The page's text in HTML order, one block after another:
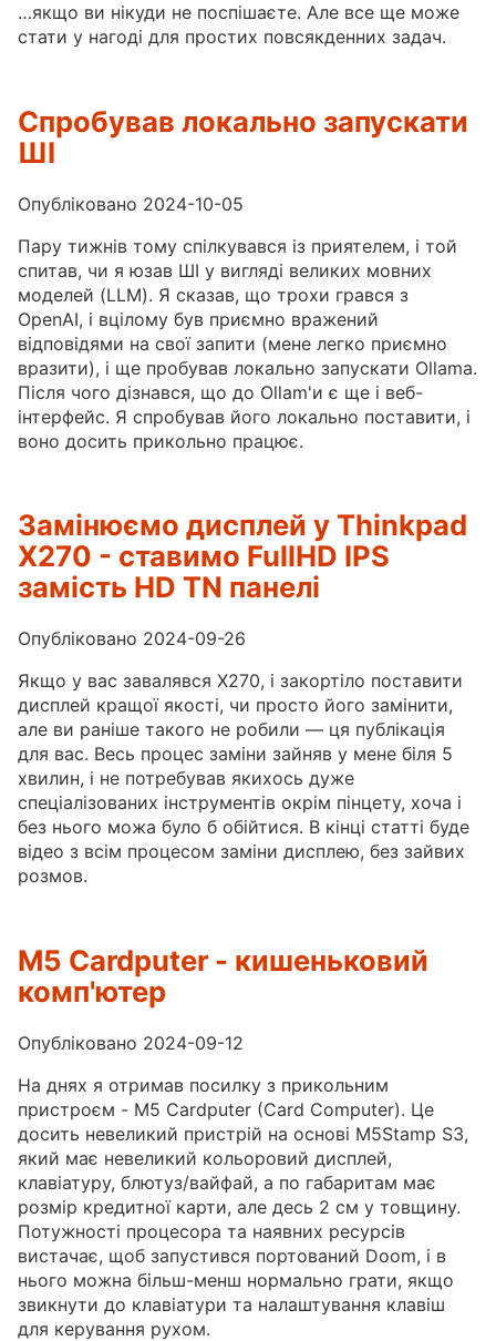
…якщо ви нікуди не поспішаєте. Але все ще може
стати у нагоді для простих повсякденних задач.
Спробував локально запускати
ШІ
Опубліковано 2024-10-05
Пару тижнів тому спілкувався із приятелем, і той
спитав, чи я юзав ШІ у вигляді великих мовних
моделей (LLM). Я сказав, що трохи грався з
OpenAI, і вцілому був приємно вражений
відповідями на свої запити (мене легко приємно
вразити), і ще пробував локально запускати Ollama.
Після чого дізнався, що до Ollam'и є ще і веб-
інтерфейс. Я спробував його локально поставити, і
воно досить прикольно працює.
Замінюємо дисплей у Thinkpad
X270 - ставимо FullHD IPS
замість HD TN панелі
Опубліковано 2024-09-26
Якщо у вас завалявся X270, і закортіло поставити
дисплей кращої якості, чи просто його замінити,
але ви раніше такого не робили — ця публікація
для вас. Весь процес заміни зайняв у мене біля 5
хвилин, і не потребував якихось дуже
спеціалізованих інструментів окрім пінцету, хоча і
без нього можа було б обійтися. В кінці статті буде
відео з всім процесом заміни дисплею, без зайвих
розмов.
M5 Cardputer - кишеньковий
комп'ютер
Опубліковано 2024-09-12
На днях я отримав посилку з прикольним
пристроєм - M5 Cardputer (Card Computer). Це
досить невеликий пристрій на основі M5Stamp S3,
який має невеликий кольоровий дисплей,
клавіатуру, блютуз/вайфай, а по габаритам має
розмір кредитної карти, але десь 2 см у товщину.
Потужності процесора та наявних ресурсів
вистачає, щоб запустився портований Doom, і в
нього можна більш-менш нормально грати, якщо
звикнути до клавіатури та налаштування клавіш
для керування рухом.